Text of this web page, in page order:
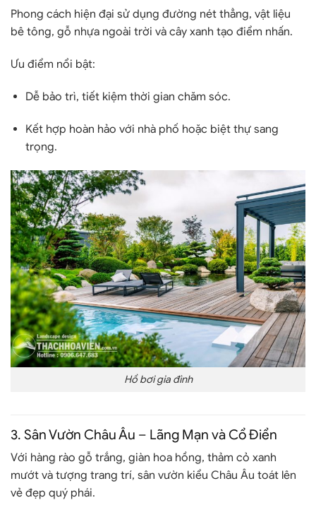
Phong cách hiện đại sử dụng đường nét thẳng, vật liệu
bê tông, gỗ nhựa ngoài trời và cây xanh tạo điểm nhấn.
Ưu điểm nổi bật:
Dễ bảo trì, tiết kiệm thời gian chăm sóc.
Kết hợp hoàn hảo với nhà phố hoặc biệt thự sang
trọng.
Hồ bơi gia đình
3. Sân Vườn Châu Âu – Lãng Mạn và Cổ Điển
Với hàng rào gỗ trắng, giàn hoa hồng, thảm cỏ xanh
mướt và tượng trang trí, sân vườn kiểu Châu Âu toát lên
vẻ đẹp quý phái.